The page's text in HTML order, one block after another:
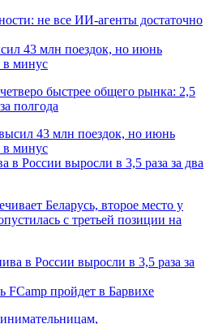
43 млн поездок, но июнь
в минус
быстрее общего рынка: 2,5
полгода
России выросли в 3,5 раза за два
Беларусь, второе место у
с третьей позиции на
FCamp пройдет в Барвихе